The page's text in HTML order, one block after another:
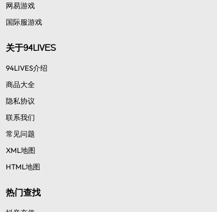
网易游戏
国际服游戏
关于94LIVES
94LIVES介绍
商品大全
隐私协议
联系我们
常见问题
XML地图
HTML地图
热门查找